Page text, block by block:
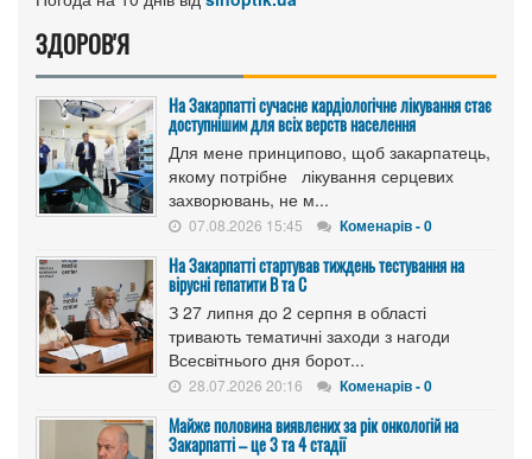
ЗДОРОВ'Я
На Закарпатті сучасне кардіологічне лікування стає
доступнішим для всіх верств населення
Для мене принципово, щоб закарпатець,
якому потрібне лікування серцевих
захворювань, не м...
07.08.2026 15:45 Коменарів - 0
На Закарпатті стартував тиждень тестування на
вірусні гепатити B та C
З 27 липня до 2 серпня в області
тривають тематичні заходи з нагоди
Всесвітнього дня борот...
28.07.2026 20:16 Коменарів - 0
Майже половина виявлених за рік онкологій на
Закарпатті – це 3 та 4 стадії